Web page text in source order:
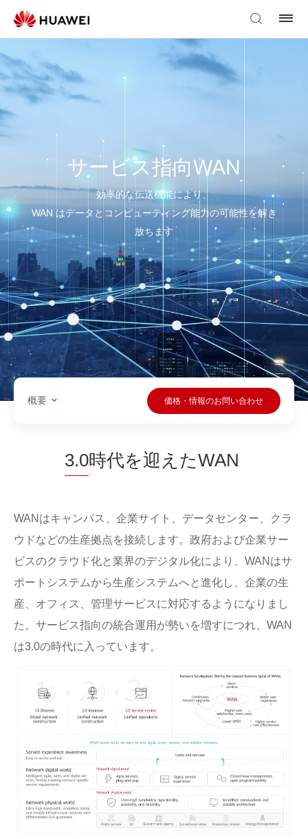
サービス指向WAN
効率的な伝送機能により、
WAN はデータとコンピューティング能力の可能性を解き
放ちます
概要 価格・情報のお問い合わせ
3.0時代を迎えたWAN
WANはキャンパス、企業サイト、データセンター、クラ
ウドなどの生産拠点を接続します。政府および企業サー
ビスのクラウド化と業界のデジタル化により、WANはサ
ポートシステムから生産システムへと進化し、企業の生
産、オフィス、管理サービスに対応するようになりまし
た。サービス指向の統合運用が勢いを増すにつれ、WAN
は3.0の時代に入っています。